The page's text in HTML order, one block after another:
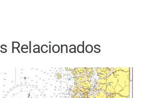
Relacionados